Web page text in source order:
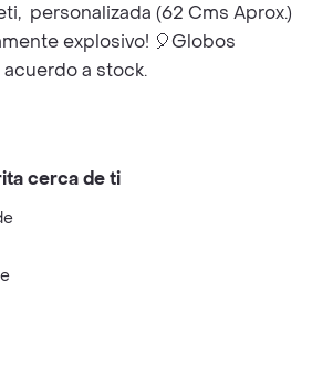
personalizada (62 Cms Aprox.)
explosivo! 🎈Globos
a stock.
cerca de ti